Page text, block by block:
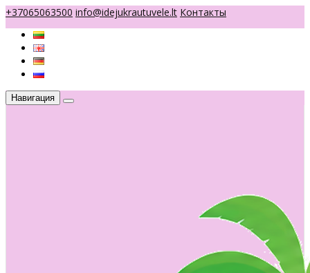
+37065063500 info@idejukrautuvele.lt Контакты
Навигация